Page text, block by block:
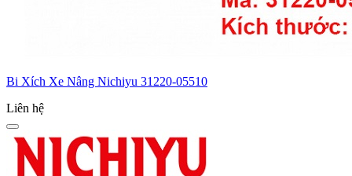
Bi Xích Xe Nâng Nichiyu 31220-05510
Liên hệ